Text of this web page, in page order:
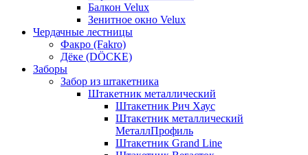
Балкон Velux
Зенитное окно Velux
Чердачные лестницы
Факро (Fakro)
Дёке (DÖCKE)
Заборы
Забор из штакетника
Штакетник металлический
Штакетник Рич Хаус
Штакетник металлический
МеталлПрофиль
Штакетник Grand Line